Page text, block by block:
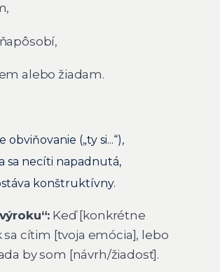
alebo žiadam.
obviňovanie („ty si...“),
sa necíti napadnutá,
konštruktívny.
Keď [konkrétne
sa cítim [tvoja emócia], lebo
by som [návrh/žiadosť].